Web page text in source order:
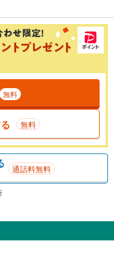
無料
無料
通話料無料